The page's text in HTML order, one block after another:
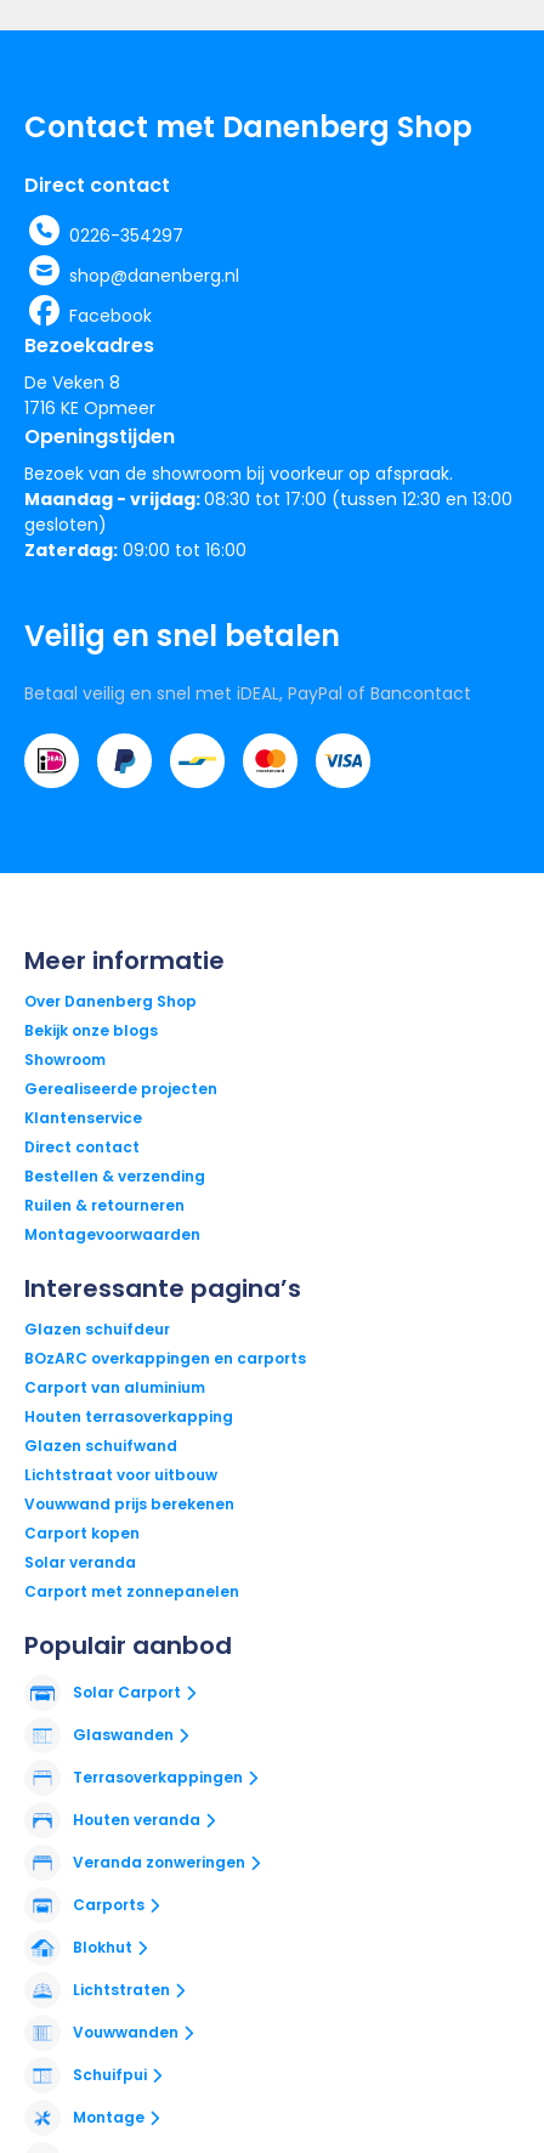
Contact met Danenberg Shop
Direct contact
0226-354297
shop@danenberg.nl
Facebook
Bezoekadres
De Veken 8
1716 KE Opmeer
Openingstijden
Bezoek van de showroom bij voorkeur op afspraak.
Maandag - vrijdag:08:30 tot 17:00 (tussen 12:30 en 13:00
gesloten)
Zaterdag: 09:00 tot 16:00
Veilig en snel betalen
Betaal veilig en snel met iDEAL, PayPal of Bancontact
Populair aanbod
Solar Carport
Glaswanden
Terrasoverkappingen
Houten veranda
Veranda zonweringen
Carports
Blokhut
Lichtstraten
Vouwwanden
Schuifpui
Montage
Interessante pagina’s
Glazen schuifdeur
BOzARC overkappingen en carports
Carport van aluminium
Houten terrasoverkapping
Glazen schuifwand
Lichtstraat voor uitbouw
Vouwwand prijs berekenen
Carport kopen
Solar veranda
Carport met zonnepanelen
Meer informatie
Over Danenberg Shop
Bekijk onze blogs
Showroom
Gerealiseerde projecten
Klantenservice
Direct contact
Bestellen & verzending
Ruilen & retourneren
Montagevoorwaarden